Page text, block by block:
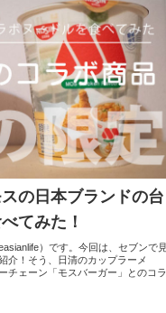
の日本ブランドの台
てみた！
）です。今回は、セブンで見
介！そう、日清のカップラーメ
チェーン「モスバーガー」とのコラ